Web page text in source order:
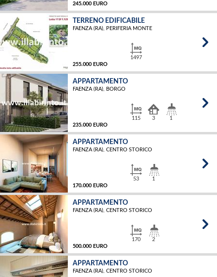
245.000 EURO
TERRENO EDIFICABILE
FAENZA (RA), PERIFERIA MONTE
255.000 EURO
1497
APPARTAMENTO
FAENZA (RA), BORGO
235.000 EURO
115 3 1
APPARTAMENTO
FAENZA (RA), CENTRO STORICO
170.000 EURO
53 1
APPARTAMENTO
FAENZA (RA), CENTRO STORICO
500.000 EURO
170 2
APPARTAMENTO
FAENZA (RA), CENTRO STORICO